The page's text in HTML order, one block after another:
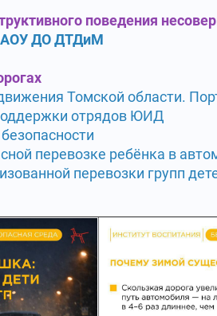
поведения
ДО ДТДиМ
Томской области.
отрядов ЮИД
перевозке ребёнка в
перевозки групп